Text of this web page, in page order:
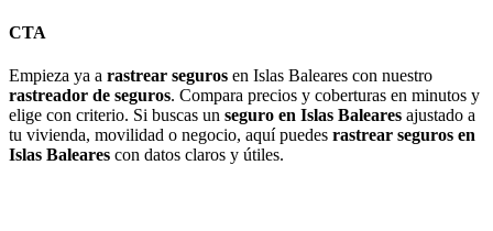
CTA
Empieza ya a rastrear seguros en Islas Baleares con nuestro
rastreador de seguros. Compara precios y coberturas en minutos y
elige con criterio. Si buscas un seguro en Islas Baleares ajustado a
tu vivienda, movilidad o negocio, aquí puedes rastrear seguros en
Islas Baleares con datos claros y útiles.